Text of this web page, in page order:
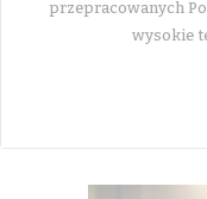
przepracowanych
wysokie